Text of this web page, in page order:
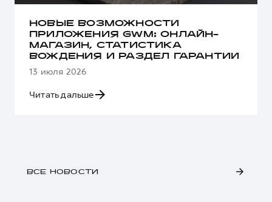
НОВЫЕ ВОЗМОЖНОСТИ
ПРИЛОЖЕНИЯ GWM: ОНЛАЙН-
МАГАЗИН, СТАТИСТИКА
ВОЖДЕНИЯ И РАЗДЕЛ ГАРАНТИИ
13 июля 2026
Читать дальше
ВСЕ НОВОСТИ